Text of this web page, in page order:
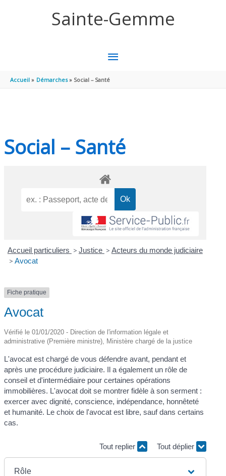
Sainte-Gemme
MENU
PRINCIPAL
Accueil Démarches Social – Santé
Social – Santé
Accueil particuliers > Justice > Acteurs du monde judiciaire
> Avocat
Fiche pratique
Avocat
Vérifié le 01/01/2020 - Direction de l'information légale et
administrative (Première ministre), Ministère chargé de la justice
L'avocat est chargé de vous défendre avant, pendant et
après une procédure judiciaire. Il a également un rôle de
conseil et d'intermédiaire pour certaines opérations
immobilières. L'avocat doit se montrer fidèle à son serment :
exercer avec dignité, conscience, indépendance, honnêteté
et humanité. Le choix de l'avocat est libre, sauf dans certains
cas.
Tout replier Tout déplier
Rôle